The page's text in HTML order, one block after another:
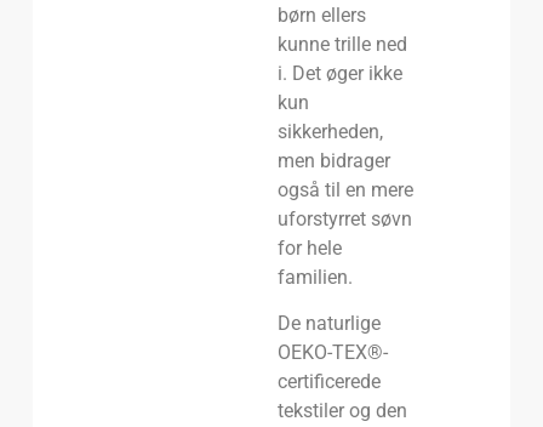
børn ellers
kunne trille ned
i. Det øger ikke
kun
sikkerheden,
men bidrager
også til en mere
uforstyrret søvn
for hele
familien.
De naturlige
OEKO-TEX®-
certificerede
tekstiler og den